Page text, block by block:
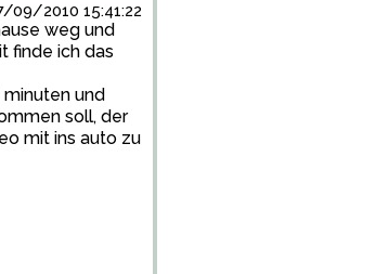
09/2010 15:41:22
weg und
finde ich das
minuten und
soll, der
mit ins auto zu